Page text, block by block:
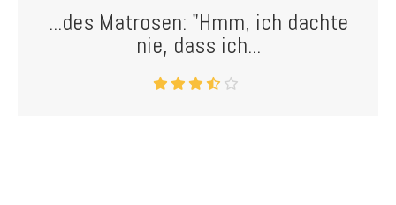
...des Matrosen: "Hmm, ich dachte
nie, dass ich...